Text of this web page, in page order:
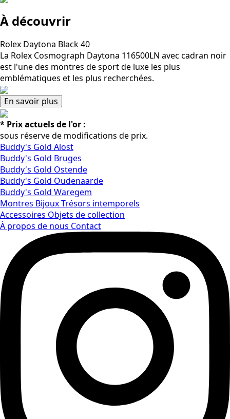
À découvrir
Rolex Daytona Black 40
La Rolex Cosmograph Daytona 116500LN avec cadran noir
est l'une des montres de sport de luxe les plus
emblématiques et les plus recherchées.
En savoir plus
* Prix actuels de l'or :
sous réserve de modifications de prix.
Buddy's Gold Alost
Buddy's Gold Bruges
Buddy's Gold Ostende
Buddy's Gold Oudenaarde
Buddy's Gold Waregem
Montres BijouxTrésors intemporels
Accessoires Objets de collection
À propos de nous Contact